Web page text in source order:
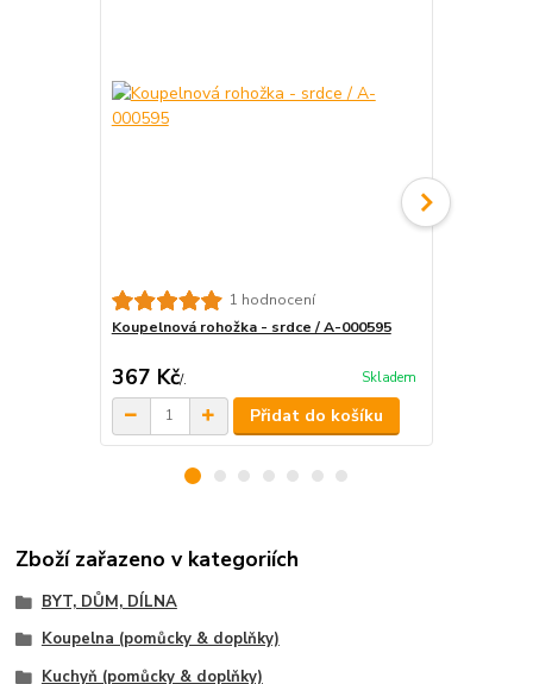
1 hodnocení
Koupelnová rohožka - srdce / A-000595
367 Kč/. Skladem
Přidat do košíku
Zboží zařazeno v kategoriích
BYT, DŮM, DÍLNA
Koupelna (pomůcky & doplňky)
Kuchyň (pomůcky & doplňky)